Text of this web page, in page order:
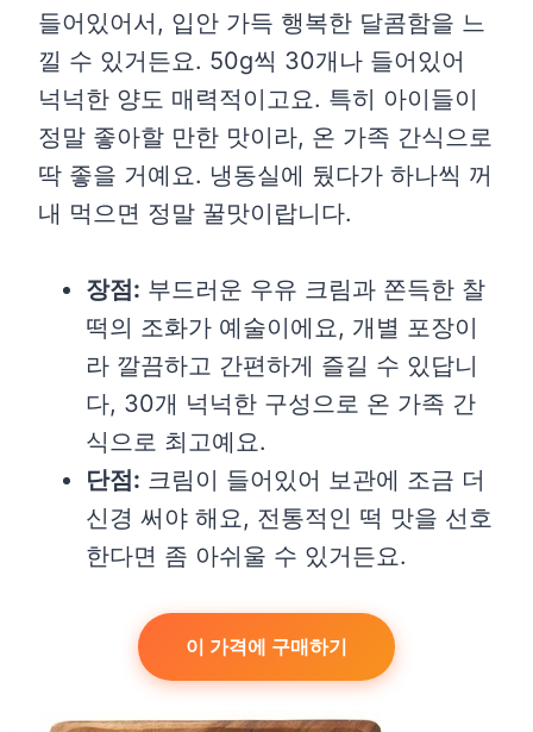
들어있어서, 입안 가득 행복한 달콤함을 느
낄 수 있거든요. 50g씩 30개나 들어있어
넉넉한 양도 매력적이고요. 특히 아이들이
정말 좋아할 만한 맛이라, 온 가족 간식으로
딱 좋을 거예요. 냉동실에 뒀다가 하나씩 꺼
내 먹으면 정말 꿀맛이랍니다.
장점: 부드러운 우유 크림과 쫀득한 찰
떡의 조화가 예술이에요, 개별 포장이
라 깔끔하고 간편하게 즐길 수 있답니
다, 30개 넉넉한 구성으로 온 가족 간
식으로 최고예요.
단점: 크림이 들어있어 보관에 조금 더
신경 써야 해요, 전통적인 떡 맛을 선호
한다면 좀 아쉬울 수 있거든요.
이 가격에 구매하기